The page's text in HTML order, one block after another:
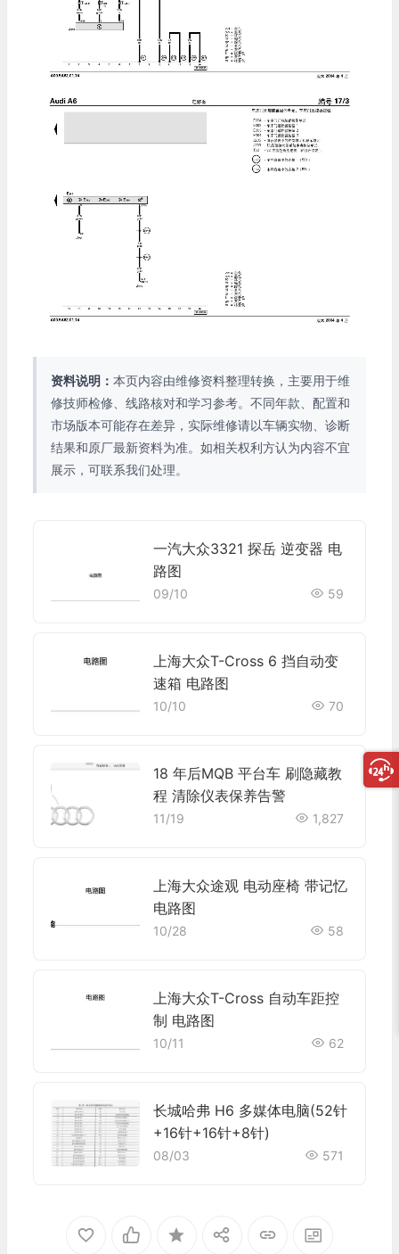
资料说明： 本页内容由维修资料整理转换，主要用于维
修技师检修、线路核对和学习参考。不同年款、配置和
市场版本可能存在差异，实际维修请以车辆实物、诊断
结果和原厂最新资料为准。如相关权利方认为内容不宜
展示，可联系我们处理。
一汽大众3321 探岳 逆变器 电
路图
09/10 59
上海大众T-Cross 6 挡自动变
速箱 电路图
10/10 70
18 年后MQB 平台车 刷隐藏教
程 清除仪表保养告警
11/19 1,827
上海大众途观 电动座椅 带记忆
电路图
10/28 58
上海大众T-Cross 自动车距控
制 电路图
10/11 62
长城哈弗 H6 多媒体电脑(52针
+16针+16针+8针)
08/03 571